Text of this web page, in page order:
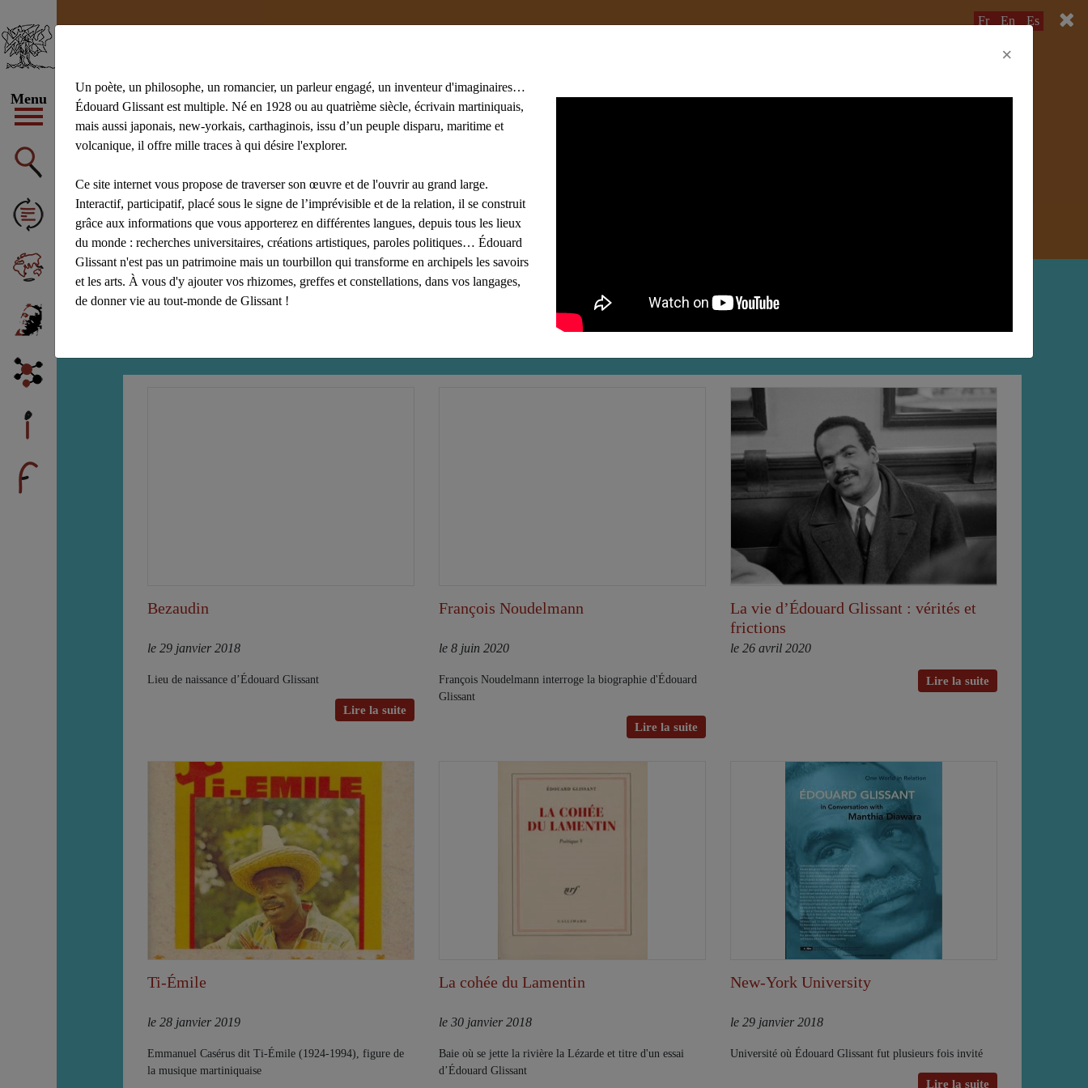
Menu
Fr En Es
#achiery #acoma
Afficher tous les mots clés
Bezaudin
le 29 janvier 2018
Lieu de naissance d’Édouard Glissant
Lire la suite
François Noudelmann
le 8 juin 2020
François Noudelmann interroge la biographie d'Édouard
Glissant
Lire la suite
La vie d’Édouard Glissant : vérités et
frictions
le 26 avril 2020
Lire la suite
Ti-Émile
le 28 janvier 2019
Emmanuel Casérus dit Ti-Émile (1924-1994), figure de
la musique martiniquaise
La cohée du Lamentin
le 30 janvier 2018
Baie où se jette la rivière la Lézarde et titre d'un essai
d’Édouard Glissant
New-York University
le 29 janvier 2018
Université où Édouard Glissant fut plusieurs fois invité
Lire la suite
×
Un poète, un philosophe, un romancier, un parleur engagé, un inventeur d'imaginaires…
Édouard Glissant est multiple. Né en 1928 ou au quatrième siècle, écrivain martiniquais,
mais aussi japonais, new-yorkais, carthaginois, issu d’un peuple disparu, maritime et
volcanique, il offre mille traces à qui désire l'explorer.
Ce site internet vous propose de traverser son œuvre et de l'ouvrir au grand large.
Interactif, participatif, placé sous le signe de l’imprévisible et de la relation, il se construit
grâce aux informations que vous apporterez en différentes langues, depuis tous les lieux
du monde : recherches universitaires, créations artistiques, paroles politiques… Édouard
Glissant n'est pas un patrimoine mais un tourbillon qui transforme en archipels les savoirs
et les arts. À vous d'y ajouter vos rhizomes, greffes et constellations, dans vos langages,
de donner vie au tout-monde de Glissant !